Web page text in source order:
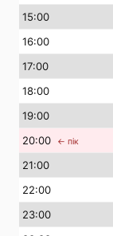
15:00
16:00
17:00
18:00
19:00
20:00 ← пік
21:00
22:00
23:00